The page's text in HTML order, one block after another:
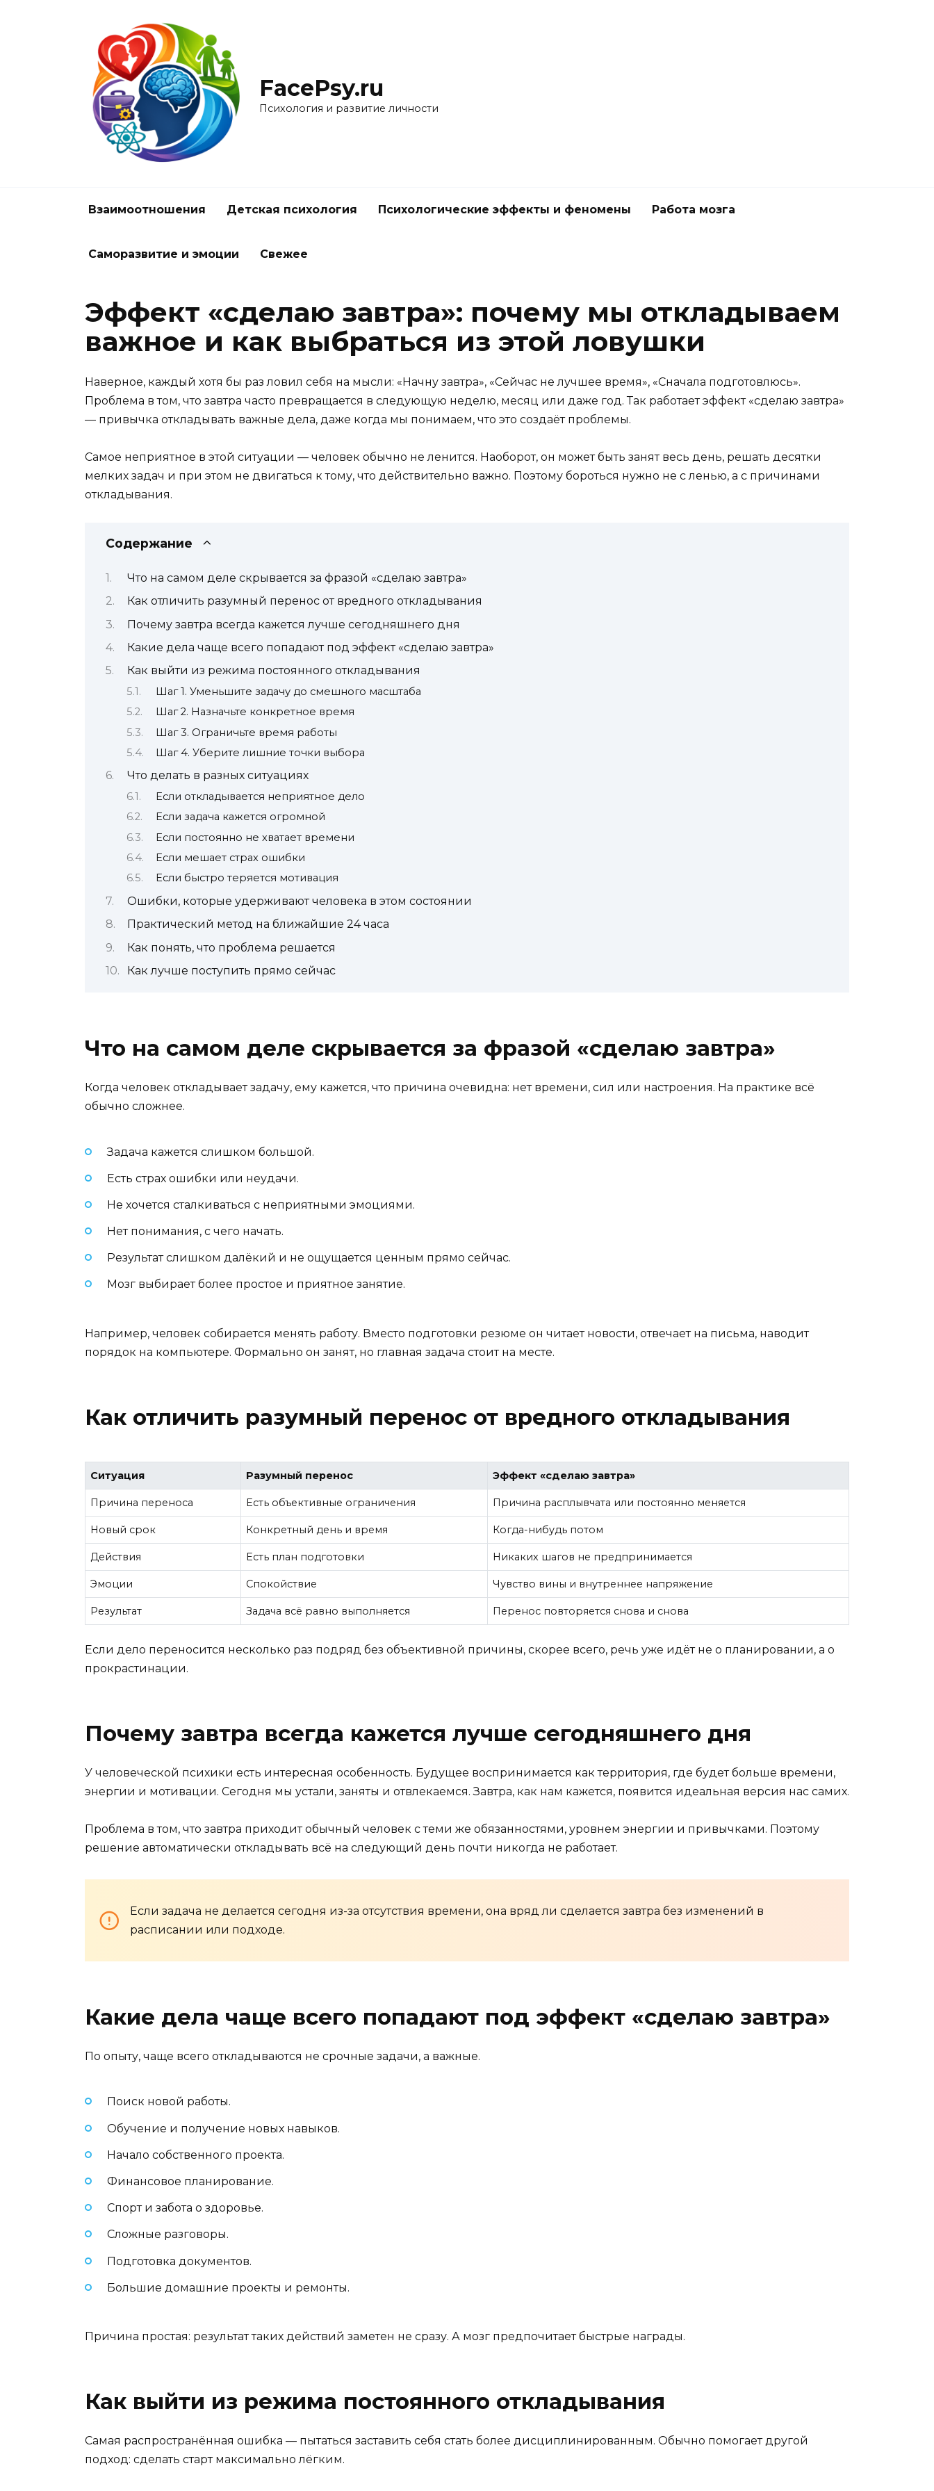
FacePsy.ru
Психология и развитие личности
Взаимоотношения Детская психология Психологические эффекты и феномены Работа мозга
Саморазвитие и эмоции Свежее
Эффект «сделаю завтра»: почему мы откладываем
важное и как выбраться из этой ловушки
Наверное, каждый хотя бы раз ловил себя на мысли: «Начну завтра», «Сейчас не лучшее время», «Сначала подготовлюсь».
Проблема в том, что завтра часто превращается в следующую неделю, месяц или даже год. Так работает эффект «сделаю завтра»
— привычка откладывать важные дела, даже когда мы понимаем, что это создаёт проблемы.
Самое неприятное в этой ситуации — человек обычно не ленится. Наоборот, он может быть занят весь день, решать десятки
мелких задач и при этом не двигаться к тому, что действительно важно. Поэтому бороться нужно не с ленью, а с причинами
откладывания.
Содержание
Что на самом деле скрывается за фразой «сделаю завтра»
Как отличить разумный перенос от вредного откладывания
Почему завтра всегда кажется лучше сегодняшнего дня
Какие дела чаще всего попадают под эффект «сделаю завтра»
Как выйти из режима постоянного откладывания
Шаг 1. Уменьшите задачу до смешного масштаба
Шаг 2. Назначьте конкретное время
Шаг 3. Ограничьте время работы
Шаг 4. Уберите лишние точки выбора
Что делать в разных ситуациях
Если откладывается неприятное дело
Если задача кажется огромной
Если постоянно не хватает времени
Если мешает страх ошибки
Если быстро теряется мотивация
Ошибки, которые удерживают человека в этом состоянии
Практический метод на ближайшие 24 часа
Как понять, что проблема решается
Как лучше поступить прямо сейчас
Что на самом деле скрывается за фразой «сделаю завтра»
Когда человек откладывает задачу, ему кажется, что причина очевидна: нет времени, сил или настроения. На практике всё
обычно сложнее.
Задача кажется слишком большой.
Есть страх ошибки или неудачи.
Не хочется сталкиваться с неприятными эмоциями.
Нет понимания, с чего начать.
Результат слишком далёкий и не ощущается ценным прямо сейчас.
Мозг выбирает более простое и приятное занятие.
Например, человек собирается менять работу. Вместо подготовки резюме он читает новости, отвечает на письма, наводит
порядок на компьютере. Формально он занят, но главная задача стоит на месте.
Как отличить разумный перенос от вредного откладывания
Ситуация Разумный перенос Эффект «сделаю завтра»
Причина переноса Есть объективные ограничения Причина расплывчата или постоянно меняется
Новый срок Конкретный день и время Когда-нибудь потом
Действия Есть план подготовки Никаких шагов не предпринимается
Эмоции Спокойствие Чувство вины и внутреннее напряжение
Результат Задача всё равно выполняется Перенос повторяется снова и снова
Если дело переносится несколько раз подряд без объективной причины, скорее всего, речь уже идёт не о планировании, а о
прокрастинации.
Почему завтра всегда кажется лучше сегодняшнего дня
У человеческой психики есть интересная особенность. Будущее воспринимается как территория, где будет больше времени,
энергии и мотивации. Сегодня мы устали, заняты и отвлекаемся. Завтра, как нам кажется, появится идеальная версия нас самих.
Проблема в том, что завтра приходит обычный человек с теми же обязанностями, уровнем энергии и привычками. Поэтому
решение автоматически откладывать всё на следующий день почти никогда не работает.
Если задача не делается сегодня из-за отсутствия времени, она вряд ли сделается завтра без изменений в
расписании или подходе.
Какие дела чаще всего попадают под эффект «сделаю завтра»
По опыту, чаще всего откладываются не срочные задачи, а важные.
Поиск новой работы.
Обучение и получение новых навыков.
Начало собственного проекта.
Финансовое планирование.
Спорт и забота о здоровье.
Сложные разговоры.
Подготовка документов.
Большие домашние проекты и ремонты.
Причина простая: результат таких действий заметен не сразу. А мозг предпочитает быстрые награды.
Как выйти из режима постоянного откладывания
Самая распространённая ошибка — пытаться заставить себя стать более дисциплинированным. Обычно помогает другой
подход: сделать старт максимально лёгким.